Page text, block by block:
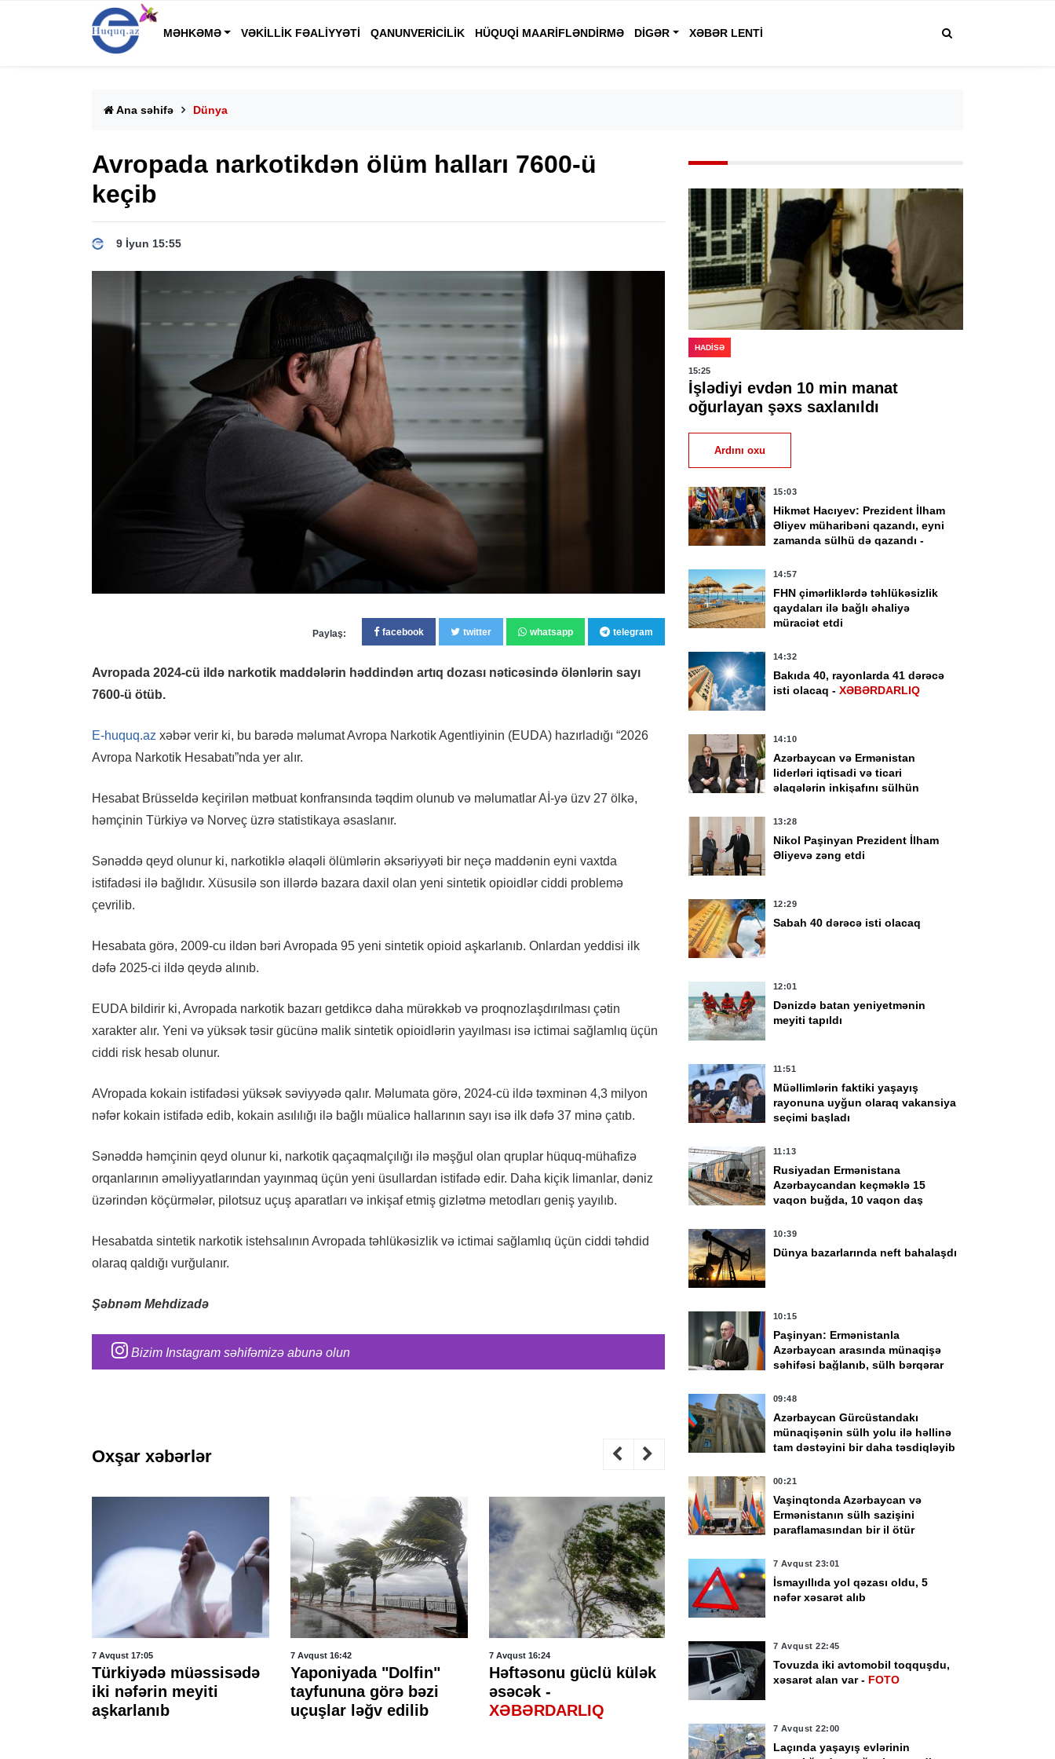
MƏHKƏMƏ VƏKILLIK FƏALIYYƏTI QANUNVERICILIK HÜQUQI MAARIFLƏNDIRMƏ DIGƏR XƏBƏR LENTI
Ana səhifə Dünya
Avropada narkotikdən ölüm halları 7600-ü
keçib
9 İyun 15:55
Paylaş: facebook twitter whatsapp telegram
Avropada 2024-cü ildə narkotik maddələrin həddindən artıq dozası nəticəsində ölənlərin sayı
7600-ü ötüb.
E-huquq.az xəbər verir ki, bu barədə məlumat Avropa Narkotik Agentliyinin (EUDA) hazırladığı “2026
Avropa Narkotik Hesabatı”nda yer alır.
Hesabat Brüsseldə keçirilən mətbuat konfransında təqdim olunub və məlumatlar Aİ-yə üzv 27 ölkə,
həmçinin Türkiyə və Norveç üzrə statistikaya əsaslanır.
Sənəddə qeyd olunur ki, narkotiklə əlaqəli ölümlərin əksəriyyəti bir neçə maddənin eyni vaxtda
istifadəsi ilə bağlıdır. Xüsusilə son illərdə bazara daxil olan yeni sintetik opioidlər ciddi problemə
çevrilib.
Hesabata görə, 2009-cu ildən bəri Avropada 95 yeni sintetik opioid aşkarlanıb. Onlardan yeddisi ilk
dəfə 2025-ci ildə qeydə alınıb.
EUDA bildirir ki, Avropada narkotik bazarı getdikcə daha mürəkkəb və proqnozlaşdırılması çətin
xarakter alır. Yeni və yüksək təsir gücünə malik sintetik opioidlərin yayılması isə ictimai sağlamlıq üçün
ciddi risk hesab olunur.
AVropada kokain istifadəsi yüksək səviyyədə qalır. Məlumata görə, 2024-cü ildə təxminən 4,3 milyon
nəfər kokain istifadə edib, kokain asılılığı ilə bağlı müalicə hallarının sayı isə ilk dəfə 37 minə çatıb.
Sənəddə həmçinin qeyd olunur ki, narkotik qaçaqmalçılığı ilə məşğul olan qruplar hüquq-mühafizə
orqanlarının əməliyyatlarından yayınmaq üçün yeni üsullardan istifadə edir. Daha kiçik limanlar, dəniz
üzərindən köçürmələr, pilotsuz uçuş aparatları və inkişaf etmiş gizlətmə metodları geniş yayılıb.
Hesabatda sintetik narkotik istehsalının Avropada təhlükəsizlik və ictimai sağlamlıq üçün ciddi təhdid
olaraq qaldığı vurğulanır.
Şəbnəm Mehdizadə
Bizim Instagram səhifəmizə abunə olun
Oxşar xəbərlər
7 Avqust 17:05
Türkiyədə müəssisədə
iki nəfərin meyiti
aşkarlanıb
7 Avqust 16:42
Yaponiyada "Dolfin"
tayfununa görə bəzi
uçuşlar ləğv edilib
7 Avqust 16:24
Həftəsonu güclü külək
əsəcək -
XƏBƏRDARLIQ
7 Avqust 16:00
Hörmüz boğazından
keçən ticarət
Kənd Təsərrüfatı
HADISƏ
15:25
İşlədiyi evdən 10 min manat
oğurlayan şəxs saxlanıldı
Ardını oxu
15:03
Hikmət Hacıyev: Prezident İlham
Əliyev müharibəni qazandı, eyni
zamanda sülhü də qazandı -
14:57
FHN çimərliklərdə təhlükəsizlik
qaydaları ilə bağlı əhaliyə
müraciət etdi
14:32
Bakıda 40, rayonlarda 41 dərəcə
isti olacaq - XƏBƏRDARLIQ
14:10
Azərbaycan və Ermənistan
liderləri iqtisadi və ticari
əlaqələrin inkişafını sülhün
qiymətləndirib
13:28
Nikol Paşinyan Prezident İlham
Əliyevə zəng etdi
12:29
Sabah 40 dərəcə isti olacaq
12:01
Dənizdə batan yeniyetmənin
meyiti tapıldı
11:51
Müəllimlərin faktiki yaşayış
rayonuna uyğun olaraq vakansiya
seçimi başladı
11:13
Rusiyadan Ermənistana
Azərbaycandan keçməklə 15
vaqon buğda, 10 vaqon daş
10:39
Dünya bazarlarında neft bahalaşdı
10:15
Paşinyan: Ermənistanla
Azərbaycan arasında münaqişə
səhifəsi bağlanıb, sülh bərqərar
09:48
Azərbaycan Gürcüstandakı
münaqişənin sülh yolu ilə həllinə
tam dəstəyini bir daha təsdiqləyib
00:21
Vaşinqtonda Azərbaycan və
Ermənistanın sülh sazişini
paraflamasından bir il ötür
7 Avqust 23:01
İsmayıllıda yol qəzası oldu, 5
nəfər xəsarət alıb
7 Avqust 22:45
Tovuzda iki avtomobil toqquşdu,
xəsarət alan var - FOTO
7 Avqust 22:00
Laçında yaşayış evlərinin